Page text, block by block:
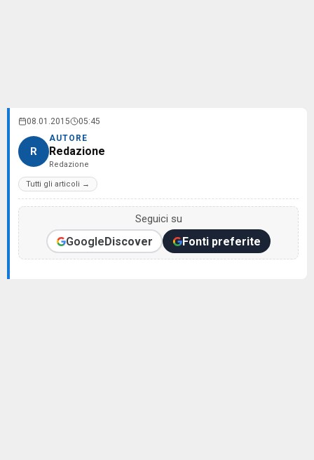
08.01.2015 05:45
R
AUTORE
Redazione
Redazione
Tutti gli articoli →
Seguici su
GoogleDiscover Fonti preferite